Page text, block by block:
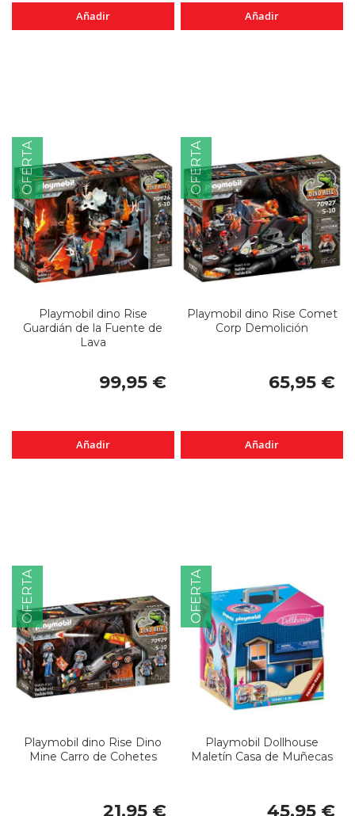
Añadir Añadir
OFERTA
Playmobil dino Rise
Guardián de la Fuente de
Lava
99,95 €
Añadir
OFERTA
Playmobil dino Rise Comet
Corp Demolición
65,95 €
Añadir
OFERTA
Playmobil dino Rise Dino
Mine Carro de Cohetes
21,95 €
OFERTA
Playmobil Dollhouse
Maletín Casa de Muñecas
45,95 €